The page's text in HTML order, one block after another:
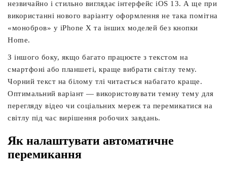
незвичайно і стильно виглядає інтерфейс iOS 13. А ще при
використанні нового варіанту оформлення не така помітна
«монобров» у iPhone X та інших моделей без кнопки
Home.
З іншого боку, якщо багато працюєте з текстом на
смартфоні або планшеті, краще вибрати світлу тему.
Чорний текст на білому тлі читається набагато краще.
Оптимальний варіант — використовувати темну тему для
перегляду відео чи соціальних мереж та перемикатися на
світлу під час вирішення робочих завдань.
Як налаштувати автоматичне
перемикання